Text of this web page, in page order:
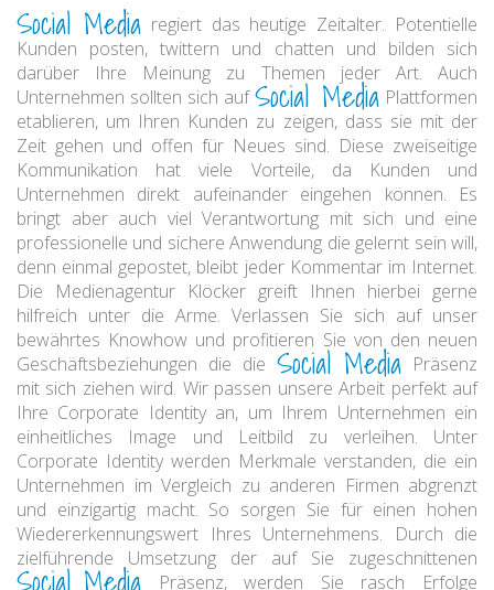
Social Media regiert das heutige Zeitalter. Potentielle
Kunden posten, twittern und chatten und bilden sich
darüber Ihre Meinung zu Themen jeder Art. Auch
Unternehmen sollten sich aufSocial Media Plattformen
etablieren, um Ihren Kunden zu zeigen, dass sie mit der
Zeit gehen und offen für Neues sind. Diese zweiseitige
Kommunikation hat viele Vorteile, da Kunden und
Unternehmen direkt aufeinander eingehen können. Es
bringt aber auch viel Verantwortung mit sich und eine
professionelle und sichere Anwendung die gelernt sein will,
denn einmal gepostet, bleibt jeder Kommentar im Internet.
Die Medienagentur Klöcker greift Ihnen hierbei gerne
hilfreich unter die Arme. Verlassen Sie sich auf unser
bewährtes Knowhow und profitieren Sie von den neuen
Geschäftsbeziehungen die die Social Media Präsenz
mit sich ziehen wird. Wir passen unsere Arbeit perfekt auf
Ihre Corporate Identity an, um Ihrem Unternehmen ein
einheitliches Image und Leitbild zu verleihen. Unter
Corporate Identity werden Merkmale verstanden, die ein
Unternehmen im Vergleich zu anderen Firmen abgrenzt
und einzigartig macht. So sorgen Sie für einen hohen
Wiedererkennungswert Ihres Unternehmens. Durch die
zielführende Umsetzung der auf Sie zugeschnittenen
Präsenz, werden Sie rasch Erfolge